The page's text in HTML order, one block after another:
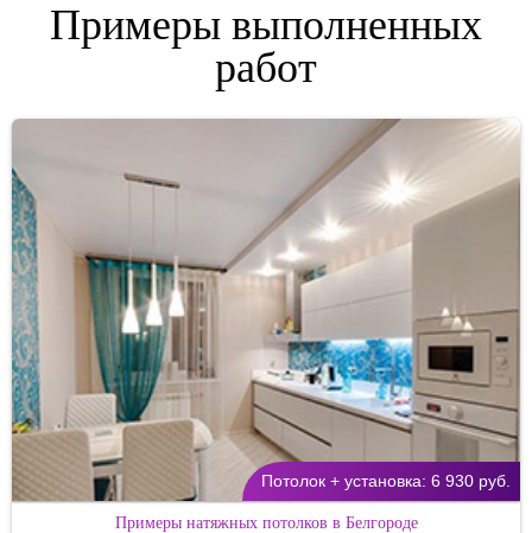
Примеры выполненных
работ
Потолок + установка: 6 930 руб.
Примеры натяжных потолков в Белгороде